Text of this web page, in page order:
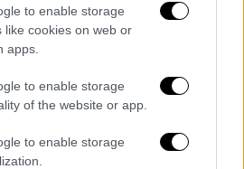
to enable storage
like cookies on web or
apps.
to enable storage
of the website or app.
to enable storage
με αμείωτη ένταση
να απαντά στις
περί «γενιτσαρικών
αναξιοπιστίας.
του πολιτική στάση στο
αποχωρήσει από το
την έδρα του. «Εγώ